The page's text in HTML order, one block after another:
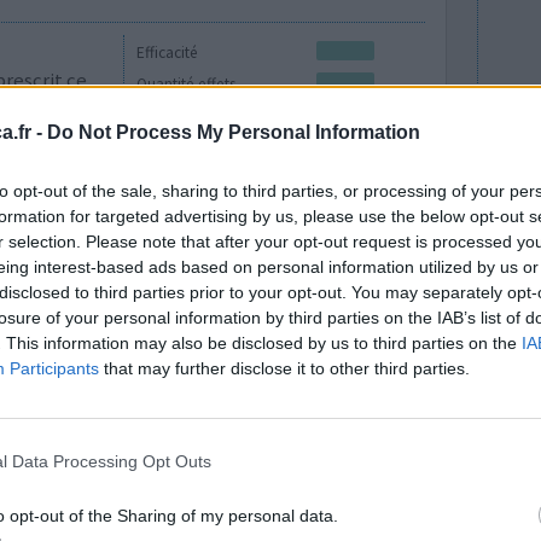
- Do Not Process My Personal Information
opt-out of the sale, sharing to third parties, or processing of your
for targeted advertising by us, please use the below opt-out
selection. Please note that after your opt-out request is processed
interest-based ads based on personal information utilized by us
to third parties prior to your opt-out. You may separately
of your personal information by third parties on the IAB’s list of
This information may also be disclosed by us to third parties on the
Participants that may further disclose it to other third parties.
Data Processing Opt Outs
opt-out of the Sharing of my personal data.
Efficacité
Quantité effets
Effets indésirables
agitation
perte de conscience
comportement impulsif
Aucun sentiment de danger
perte de poids
ce
qui ont
0 réactions